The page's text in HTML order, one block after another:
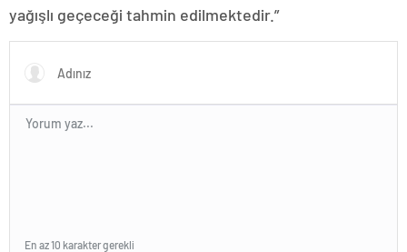
yağışlı geçeceği tahmin edilmektedir.”
En az 10 karakter gerekli